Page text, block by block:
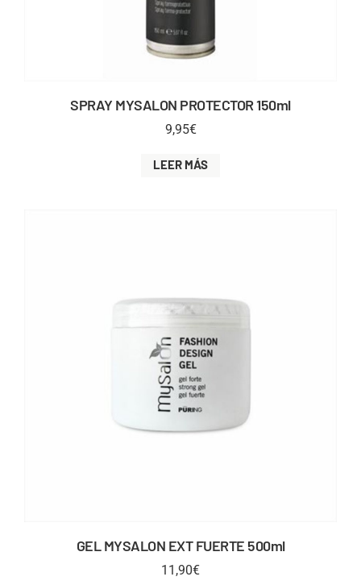
SPRAY MYSALON PROTECTOR 150ml
9,95€
LEER MÁS
GEL MYSALON EXT FUERTE 500ml
11,90€